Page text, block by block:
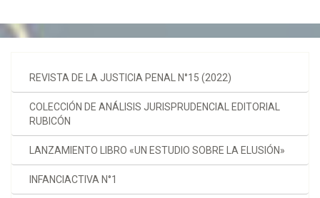
REVISTA DE LA JUSTICIA PENAL N°15 (2022)
COLECCIÓN DE ANÁLISIS JURISPRUDENCIAL EDITORIAL
RUBICÓN
LANZAMIENTO LIBRO «UN ESTUDIO SOBRE LA ELUSIÓN»
INFANCIACTIVA N°1